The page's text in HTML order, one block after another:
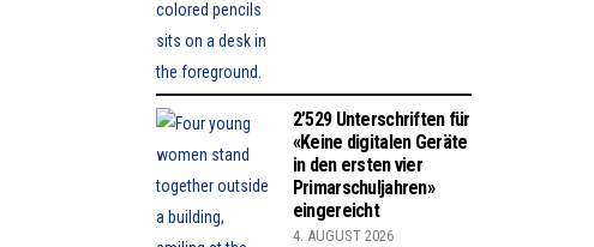
2’529 Unterschriften für
«Keine digitalen Geräte
in den ersten vier
Primarschuljahren»
eingereicht
4. AUGUST 2026